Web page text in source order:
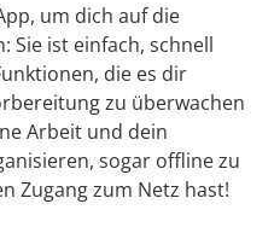
um dich auf die
Sie ist einfach, schnell
die es dir
zu überwachen
Arbeit und dein
sogar offline zu
Zugang zum Netz hast!